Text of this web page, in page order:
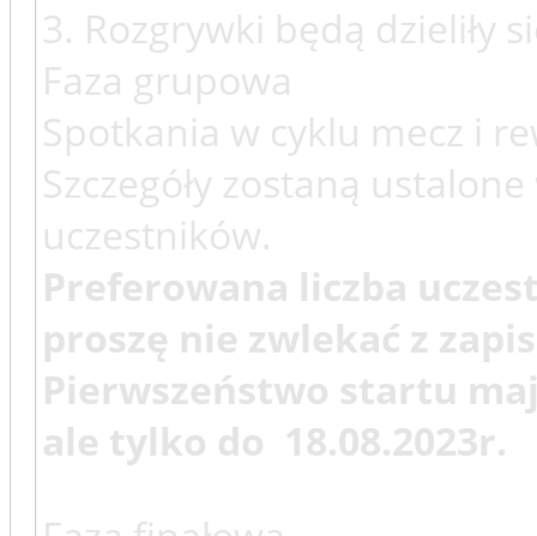
3. Rozgrywki będą dzieliły
Faza grupowa
Spotkania w cyklu mecz i
Szczegóły zostaną
uczestników.
Preferowana liczba
proszę nie zwlekać z
Pierwszeństwo startu
ale tylko do 18.08.2023r.